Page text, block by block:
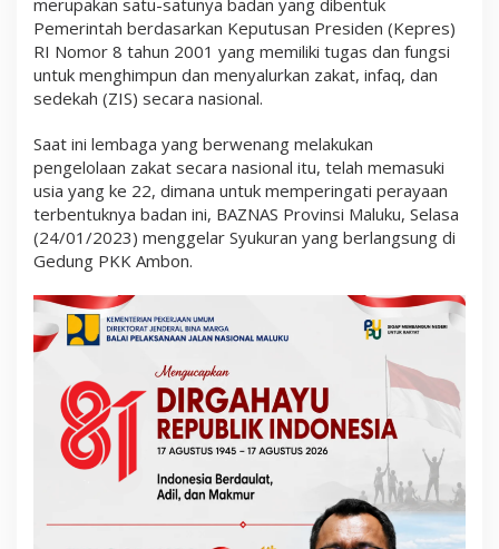
a
S
y
u
k
u
n
H
U
B
A
Z
S
K
e
2
2
merupakan satu-satunya badan yang dibentuk
Pemerintah berdasarkan Keputusan Presiden (Kepres)
RI Nomor 8 tahun 2001 yang memiliki tugas dan fungsi
untuk menghimpun dan menyalurkan zakat, infaq, dan
sedekah (ZIS) secara nasional.
Saat ini lembaga yang berwenang melakukan
pengelolaan zakat secara nasional itu, telah memasuki
usia yang ke 22, dimana untuk memperingati perayaan
terbentuknya badan ini, BAZNAS Provinsi Maluku, Selasa
(24/01/2023) menggelar Syukuran yang berlangsung di
Gedung PKK Ambon.